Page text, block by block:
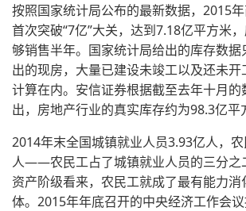
按照国家统计局公布的最新数据，2015
首次突破“7亿”大关，达到7.18亿平方米
够销售半年。国家统计局给出的库存数据
出的现房，大量已建设未竣工以及还未
计算在内。安信证券根据截至去年十月
出，房地产行业的真实库存约为98.3亿平
2014年末全国城镇就业人员3.93亿人，
人——农民工占了城镇就业人员的三分之
资产阶级看来，农民工就成了最有能力
体。2015年年底召开的中央经济工作会